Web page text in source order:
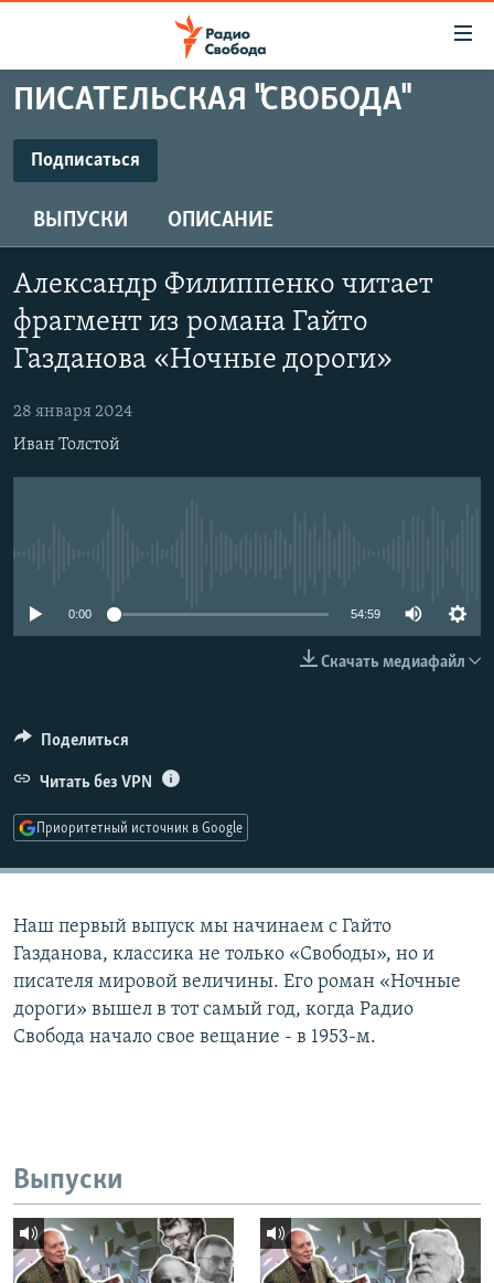
упрощенного
Вернуться
основному
содержанию
Вернутся
главной
навигации
поиску
ПОДКАСТЫ
МНЕНИЯ
КУЛЬТУРА
IDEL.РЕАЛИИ
СЕВЕР.РЕАЛИИ
СИБИРЬ.РЕАЛИИ
СОЦИАЛЬНЫЕ СЕТИ
ПИСАТЕЛЬСКАЯ "СВОБОДА"
Подписаться
CastBox
ВЫПУСКИ ОПИСАНИЕ
Александр Филиппенко читает
фрагмент из романа Гайто
Газданова «Ночные дороги»
28 января 2024
Иван Толстой
0:00 54:59
Скачать медиафайл
Поделиться
Читать без VPN
Приоритетный источник в Google
Наш первый выпуск мы начинаем с Гайто
Газданова, классика не только «Свободы», но и
писателя мировой величины. Его роман «Ночные
дороги» вышел в тот самый год, когда Радио
Свобода начало свое вещание - в 1953-м.
Выпуски